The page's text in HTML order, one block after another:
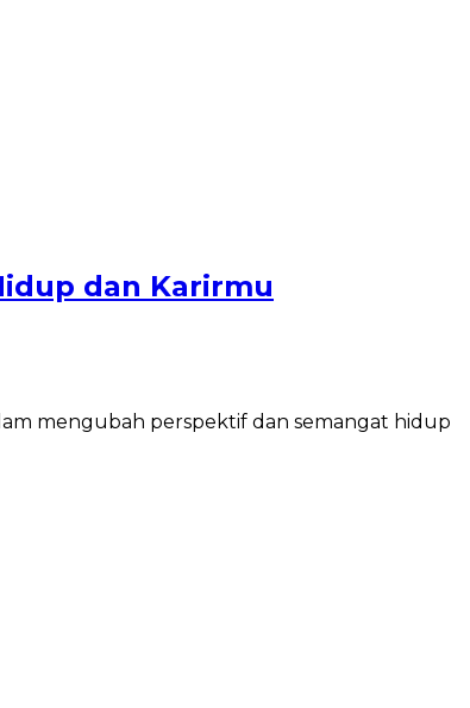
dan Karirmu
mengubah perspektif dan semangat hidup